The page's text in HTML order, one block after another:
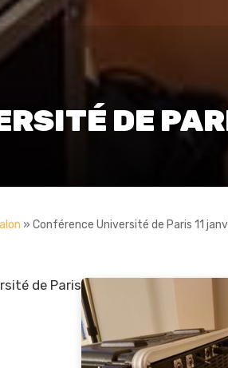
DE
» Conférence Université de Paris 11
de Paris